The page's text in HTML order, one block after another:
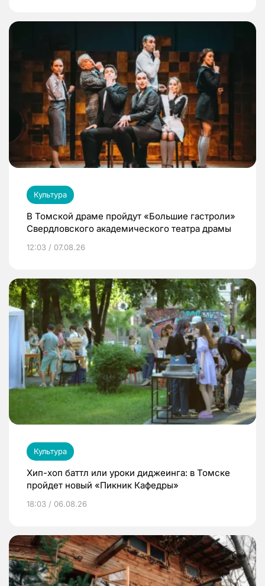
Культура
В Томской драме пройдут «Большие гастроли»
Свердловского академического театра драмы
12:03 / 07.08.26
Культура
Хип-хоп баттл или уроки диджеинга: в Томске
пройдет новый «Пикник Кафедры»
18:03 / 06.08.26